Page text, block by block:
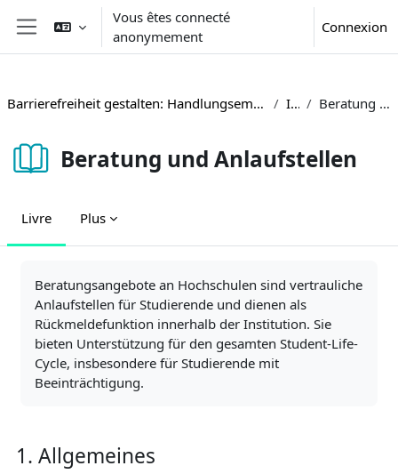
Passer au contenu principal
Panneau latéral
Vous êtes connecté
anonymement
Connexion
Barrierefreiheit gestalten: Handlungsempfehlungen und Beispiele aus der Hochschulpraxis Inhalte Beratung und Anlaufstellen
Beratung und Anlaufstellen
Livre Plus
Beratungsangebote an Hochschulen sind vertrauliche
Anlaufstellen für Studierende und dienen als
Rückmeldefunktion innerhalb der Institution. Sie
bieten Unterstützung für den gesamten Student-Life-
Cycle, insbesondere für Studierende mit
Beeinträchtigung.
1. Allgemeines